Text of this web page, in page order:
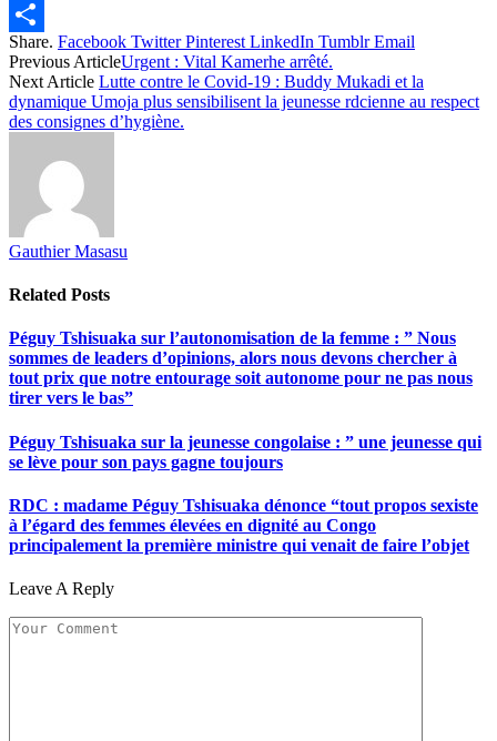
Twitter
Share
Share. Facebook Twitter Pinterest LinkedIn Tumblr Email
Previous ArticleUrgent : Vital Kamerhe arrêté.
Next Article Lutte contre le Covid-19 : Buddy Mukadi et la
dynamique Umoja plus sensibilisent la jeunesse rdcienne au respect
des consignes d’hygiène.
Gauthier Masasu
Related Posts
Péguy Tshisuaka sur l’autonomisation de la femme : ” Nous
sommes de leaders d’opinions, alors nous devons chercher à
tout prix que notre entourage soit autonome pour ne pas nous
tirer vers le bas”
Péguy Tshisuaka sur la jeunesse congolaise : ” une jeunesse qui
se lève pour son pays gagne toujours
RDC : madame Péguy Tshisuaka dénonce “tout propos sexiste
à l’égard des femmes élevées en dignité au Congo
principalement la première ministre qui venait de faire l’objet
Leave A Reply